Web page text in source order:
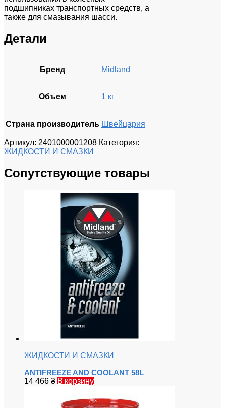
подшипниках транспортных средств, а
также для смазывания шасси.
Детали
Бренд Midland
Объем 1 кг
Страна производитель Швейцария
Артикул: 2401000001208 Категория:
ЖИДКОСТИ И СМАЗКИ
Сопутствующие товары
ЖИДКОСТИ И СМАЗКИ
ANTIFREEZE AND COOLANT 58L
14 466 ₴ В корзину